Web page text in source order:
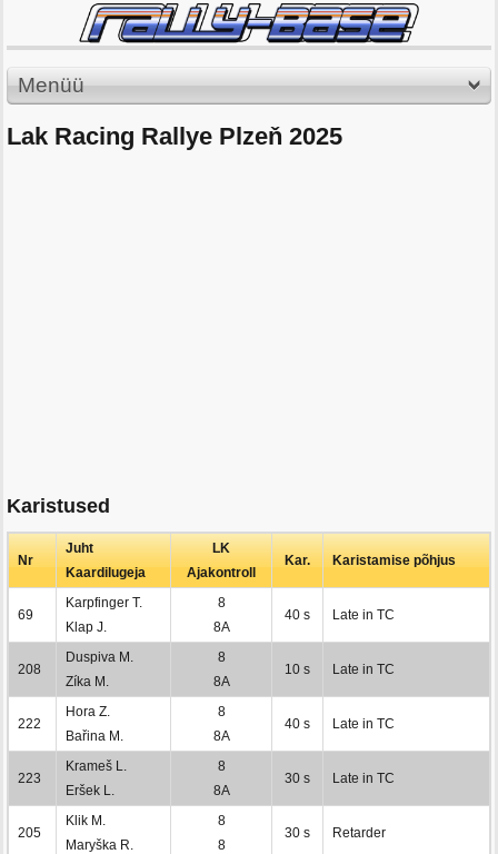
Menüü
Lak Racing Rallye Plzeň 2025
Karistused
Nr
Juht
Kaardilugeja
LK
Ajakontroll
Kar. Karistamise põhjus
69
Karpfinger T.
Klap J.
8
8A
40 s Late in TC
208
Duspiva M.
Zíka M.
8
8A
10 s Late in TC
222
Hora Z.
Bařina M.
8
8A
40 s Late in TC
223
Krameš L.
Eršek L.
8
8A
30 s Late in TC
205
Klik M.
Maryška R.
8
8
30 s Retarder